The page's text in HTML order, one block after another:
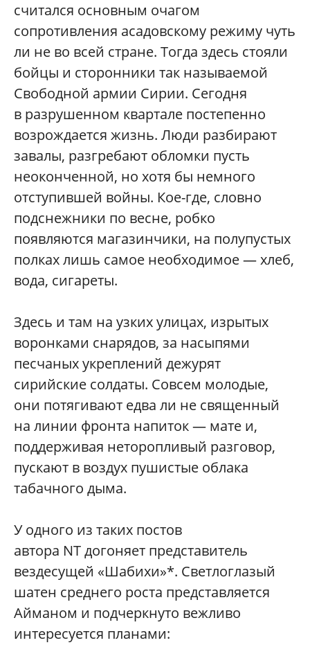
считался основным очагом
сопротивления асадовскому режиму чуть
ли не во всей стране. Тогда здесь стояли
бойцы и сторонники так называемой
Свободной армии Сирии. Сегодня
в разрушенном квартале постепенно
возрождается жизнь. Люди разбирают
завалы, разгребают обломки пусть
неоконченной, но хотя бы немного
отступившей войны. Кое-где, словно
подснежники по весне, робко
появляются магазинчики, на полупустых
полках лишь самое необходимое — хлеб,
вода, сигареты.
Здесь и там на узких улицах, изрытых
воронками снарядов, за насыпями
песчаных укреплений дежурят
сирийские солдаты. Совсем молодые,
они потягивают едва ли не священный
на линии фронта напиток — мате и,
поддерживая неторопливый разговор,
пускают в воздух пушистые облака
табачного дыма.
У одного из таких постов
автора NT догоняет представитель
вездесущей «Шабихи»*. Светлоглазый
шатен среднего роста представляется
Айманом и подчеркнуто вежливо
интересуется планами: